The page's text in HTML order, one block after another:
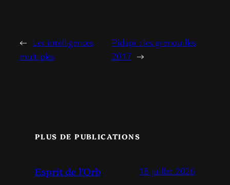
← Les intelligences
multiples
Pidapi : les grenouilles
2017 →
PLUS DE PUBLICATIONS
Esprit de l’Orb 18 juillet 2026